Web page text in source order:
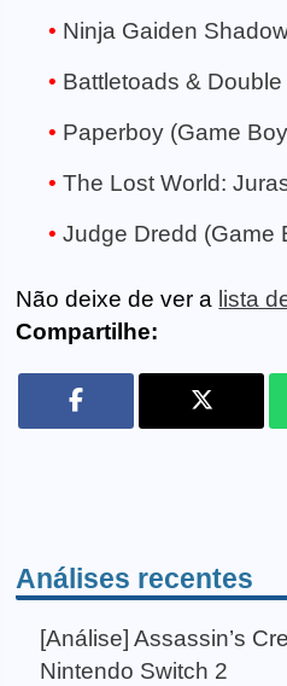
Ninja Gaiden
Battletoads &
Paperboy (Game
The Lost World:
Judge Dredd (Game
Não deixe de ver a lista
Compartilhe:
Análises recentes
[Análise] Assassin’s
Nintendo Switch 2